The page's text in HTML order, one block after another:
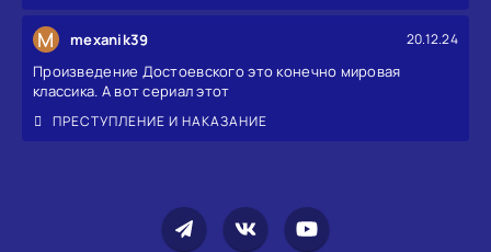
M mexanik39 20.12.24
Произведение Достоевского это конечно мировая
классика. А вот сериал этот
ПРЕСТУПЛЕНИЕ И НАКАЗАНИЕ